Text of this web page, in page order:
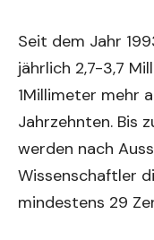
Seit dem Jahr
jährlich 2,7-3,7
1Millimeter mehr
Jahrzehnten. Bis
werden nach
Wissenschaftler
mindestens 29